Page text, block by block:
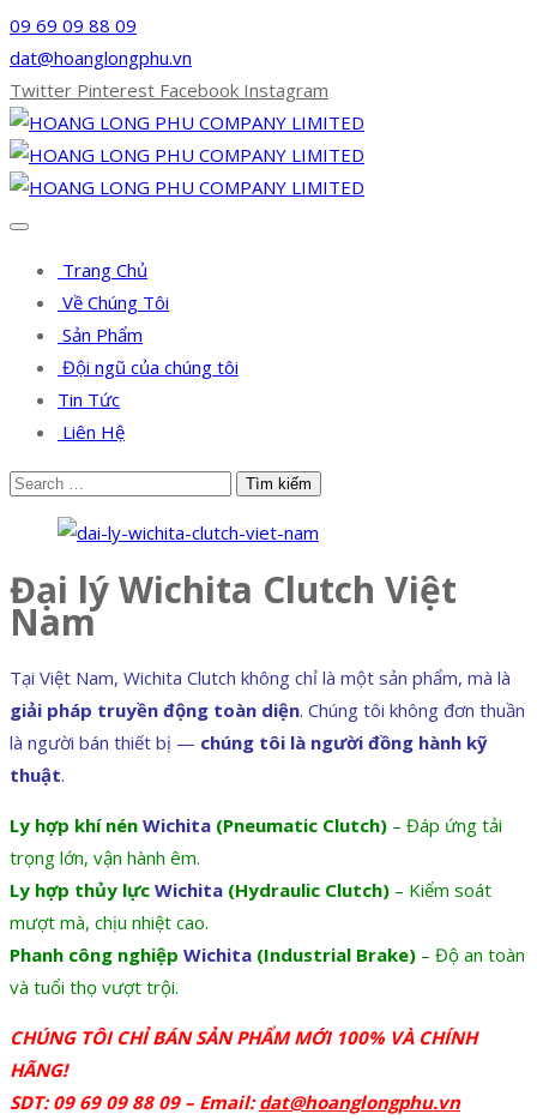
09 69 09 88 09
dat@hoanglongphu.vn
Twitter Pinterest Facebook Instagram
Trang Chủ
Về Chúng Tôi
Sản Phẩm
Đội ngũ của chúng tôi
Tin Tức
Liên Hệ
Đại lý Wichita Clutch Việt
Nam
Tại Việt Nam, Wichita Clutch không chỉ là một sản phẩm, mà là
giải pháp truyền động toàn diện. Chúng tôi không đơn thuần
là người bán thiết bị — chúng tôi là người đồng hành kỹ
thuật.
Ly hợp khí nén Wichita (Pneumatic Clutch) – Đáp ứng tải
trọng lớn, vận hành êm.
Ly hợp thủy lực Wichita (Hydraulic Clutch) – Kiểm soát
mượt mà, chịu nhiệt cao.
Phanh công nghiệp Wichita (Industrial Brake) – Độ an toàn
và tuổi thọ vượt trội.
CHÚNG TÔI CHỈ BÁN SẢN PHẨM MỚI 100% VÀ CHÍNH
HÃNG!
SDT: 09 69 09 88 09 – Email:dat@hoanglongphu.vn